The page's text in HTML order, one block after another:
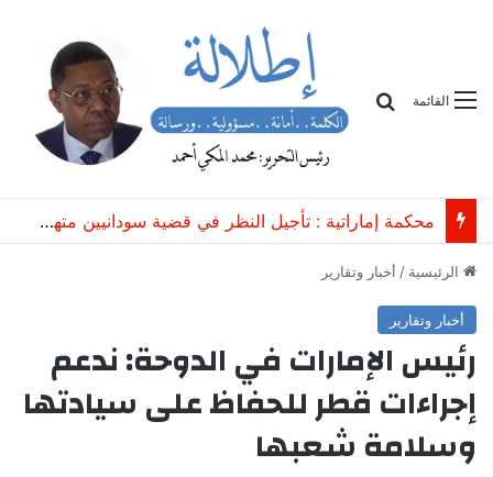
القائمة
محكمة إماراتية : تأجيل النظر في قضية سودانيين متهمين بـ”الاتجار غير المشروع بعتاد عسكري”
الرئيسية / أخبار وتقارير
أخبار وتقارير
رئيس الإمارات في الدوحة: ندعم
إجراءات قطر للحفاظ على سيادتها
وسلامة شعبها